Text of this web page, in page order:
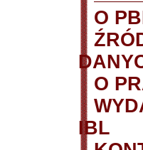
O
O
IBL